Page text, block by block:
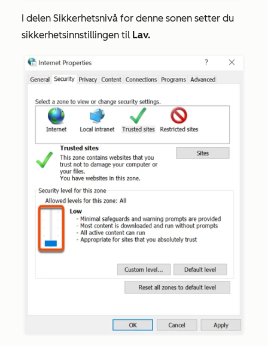
I delen Sikkerhetsnivå for denne sonen setter du
sikkerhetsinnstillingen til Lav.